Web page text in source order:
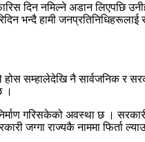
दिन नमिल्ने अडान
भन्दै हामी
सम्हालेदेखि नै सार्वजनिक र
।
गरिसकेको अवस्था छ ।
जग्गा राज्यकै नाममा फिर्ता